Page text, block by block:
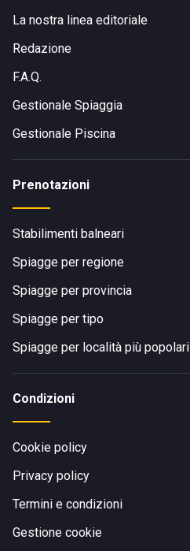
La nostra linea editoriale
Redazione
F.A.Q.
Gestionale Spiaggia
Gestionale Piscina
Prenotazioni
Stabilimenti balneari
Spiagge per regione
Spiagge per provincia
Spiagge per tipo
Spiagge per località più popolari
Condizioni
Cookie policy
Privacy policy
Termini e condizioni
Gestione cookie